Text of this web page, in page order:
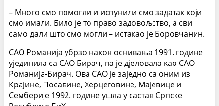
– Много смо помогли и испунили смо задатак који
смо имали. Било је то право задовољство, а сви
само дали што смо могли – истакао је Боровчанин.
САО Романија убрзо након оснивања 1991. године
ујединила са САО Бирач, па је дјеловала као САО
Романија-Бирач. Ова САО је заједно са оним из
Крајине, Посавине, Херцеговине, Мајевице и
Семберије 1992. године ушла у састав Српске